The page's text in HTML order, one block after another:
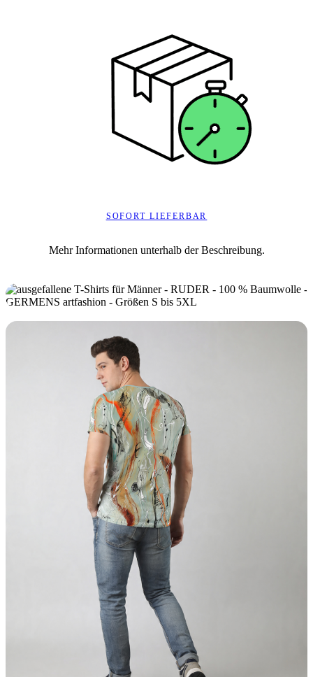
SOFORT LIEFERBAR
Mehr Informationen unterhalb der Beschreibung.